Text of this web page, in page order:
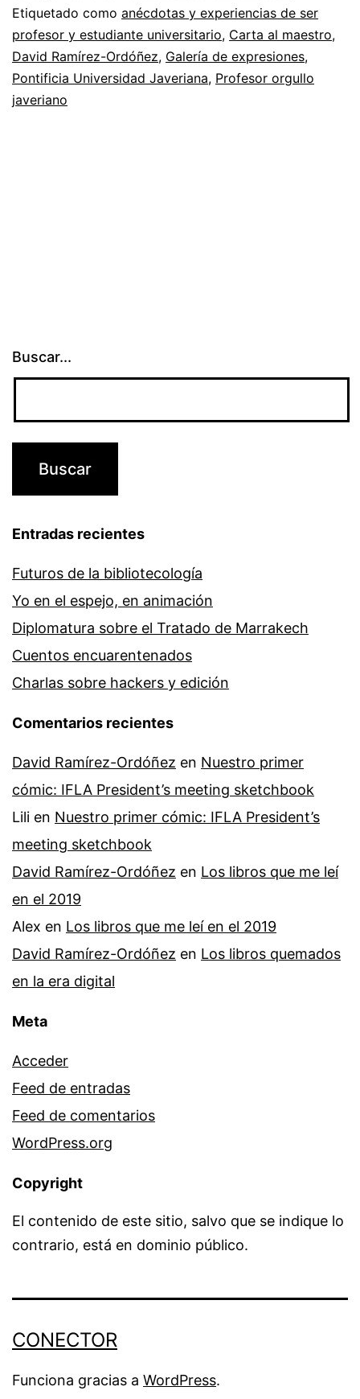
Etiquetado como anécdotas y experiencias de ser
profesor y estudiante universitario, Carta al maestro,
David Ramírez-Ordóñez, Galería de expresiones,
Pontificia Universidad Javeriana, Profesor orgullo
javeriano
Buscar...
Entradas recientes
Futuros de la bibliotecología
Yo en el espejo, en animación
Diplomatura sobre el Tratado de Marrakech
Cuentos encuarentenados
Charlas sobre hackers y edición
Comentarios recientes
David Ramírez-Ordóñez en Nuestro primer
cómic: IFLA President’s meeting sketchbook
Lili en Nuestro primer cómic: IFLA President’s
meeting sketchbook
David Ramírez-Ordóñez en Los libros que me leí
en el 2019
Alex en Los libros que me leí en el 2019
David Ramírez-Ordóñez en Los libros quemados
en la era digital
Meta
Acceder
Feed de entradas
Feed de comentarios
WordPress.org
Copyright
El contenido de este sitio, salvo que se indique lo
contrario, está en dominio público.
CONECTOR
Funciona gracias a WordPress.